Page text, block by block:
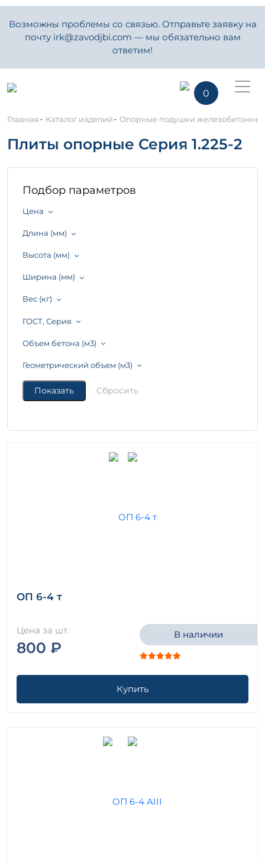
Возможны проблемы со связью. Отправьте заявку на
почту irk@zavodjbi.com — мы обязательно вам
ответим!
0
Главная- Каталог изделий- Опорные подушки
Плиты опорные Серия 1.225-2
Подбор параметров
Цена
Длина (мм)
Высота (мм)
Ширина (мм)
Вес (кг)
ГОСТ, Серия
Объем бетона (м3)
Геометрический объем (м3)
ОП 6-4 т
Цена за шт.
800 ₽
В наличии
Купить